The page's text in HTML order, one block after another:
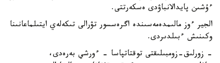
ءۇشىن پايدالانباۋدى ەسكەرتتى.
الجير ءوز مالىمدەمەسىندە اگرەسسور تۋرالى تىكەلەي ايتىلماعانىنا
وكىنىش ءبىلدىردى.
- زورلىق-زومبىلىقتى توقتاتپاسا - ءورشي بەرەدى،